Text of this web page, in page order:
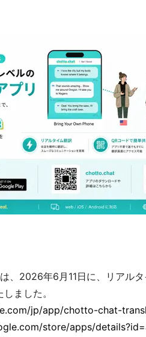
、2026年6月11日に、リアル
ました。
jp/app/chotto-chat-
store/apps/